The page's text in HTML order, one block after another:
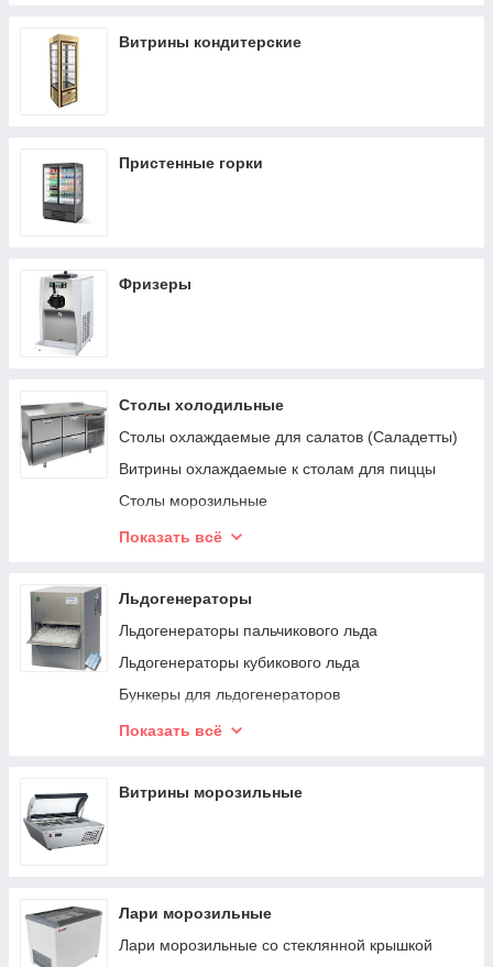
Витрины кондитерские
Пристенные горки
Фризеры
Столы холодильные
Столы охлаждаемые для салатов (Саладетты)
Витрины охлаждаемые к столам для пиццы
Столы морозильные
Столы охлаждаемые под тепловое
Показать всё
Льдогенераторы
Льдогенераторы пальчикового льда
Льдогенераторы кубикового льда
Бункеры для льдогенераторов
Льдогенераторы чешуйчатого льда
Показать всё
Витрины морозильные
Лари морозильные
Лари морозильные со стеклянной крышкой